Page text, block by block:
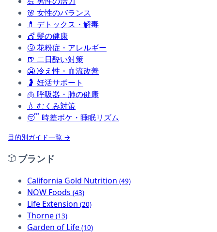
🌸 女性のバランス
💊 デトックス・解毒
💇 髪の健康
🤧花粉症・アレルギー
🍺 二日酔い対策
🥶冷え性・血流改善
🤰 妊活サポート
🫁 呼吸器・肺の健康
💧 むくみ対策
😴 時差ボケ・睡眠リズム
目的別ガイド一覧 →
ブランド
California Gold Nutrition (49)
NOW Foods (43)
Life Extension (20)
Thorne (13)
Garden of Life (10)